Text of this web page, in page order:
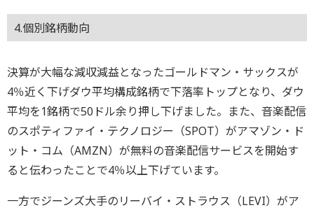
4.個別銘柄動向
決算が大幅な減収減益となったゴールドマン・サックスが
4％近く下げダウ平均構成銘柄で下落率トップとなり、ダウ
平均を1銘柄で50ドル余り押し下げました。また、音楽配信
のスポティファイ・テクノロジー（SPOT）がアマゾン・ド
ット・コム（AMZN）が無料の音楽配信サービスを開始す
ると伝わったことで4％以上下げています。
一方でジーンズ大手のリーバイ・ストラウス（LEVI）がア